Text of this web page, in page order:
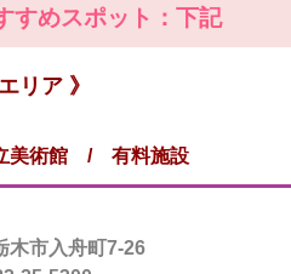
すめスポット：下記
リア 》
美術館 / 有料施設
木市入舟町7-26